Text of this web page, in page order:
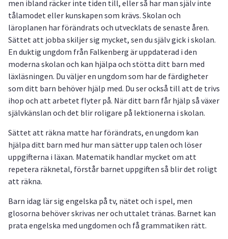
men ibland räcker inte tiden till, eller så har man själv inte
tålamodet eller kunskapen som krävs. Skolan och
läroplanen har förändrats och utvecklats de senaste åren.
Sättet att jobba skiljer sig mycket, sen du själv gick i skolan.
En duktig ungdom från Falkenberg är uppdaterad i den
moderna skolan och kan hjälpa och stötta ditt barn med
läxläsningen. Du väljer en ungdom som har de färdigheter
som ditt barn behöver hjälp med. Du ser också till att de trivs
ihop och att arbetet flyter på. När ditt barn får hjälp så växer
självkänslan och det blir roligare på lektionerna i skolan.
Sättet att räkna matte har förändrats, en ungdom kan
hjälpa ditt barn med hur man sätter upp talen och löser
uppgifterna i läxan. Matematik handlar mycket om att
repetera räknetal, förstår barnet uppgiften så blir det roligt
att räkna.
Barn idag lär sig engelska på tv, nätet och i spel, men
glosorna behöver skrivas ner och uttalet tränas. Barnet kan
prata engelska med ungdomen och få grammatiken rätt.